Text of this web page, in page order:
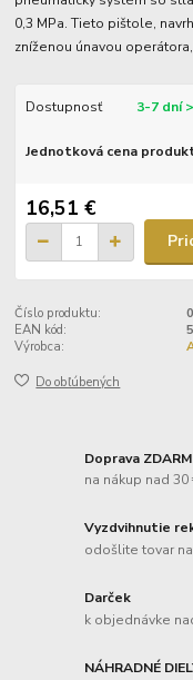
0,3 MPa. Tieto pištole,
zníženou únavou
Dostupnosť 3-7 dní
Jednotková cena
16,51 €
Číslo produktu:
EAN kód:
Výrobca:
Do obľúbených
Doprava
na nákup nad 30
Vyzdvihnutie
odošlite tovar
Darček
k objednávke
NÁHRADNÉ